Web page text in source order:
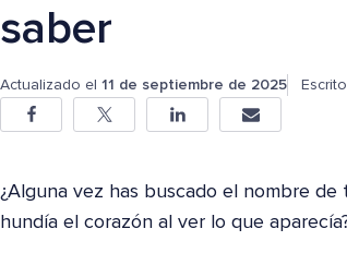
saber
Actualizado el 11 de septiembre de 2025
¿Alguna vez has buscado el nombre
hundía el corazón al ver lo que